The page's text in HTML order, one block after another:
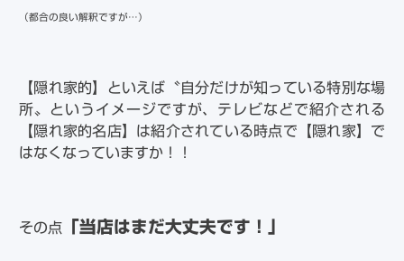
（都合の良い解釈ですが…）
【隠れ家的】といえば〝自分だけが知っている特別な場
所〟というイメージですが、テレビなどで紹介される
【隠れ家的名店】は紹介されている時点で【隠れ家】で
はなくなっていますか！！
その点 「当店はまだ大丈夫です！」